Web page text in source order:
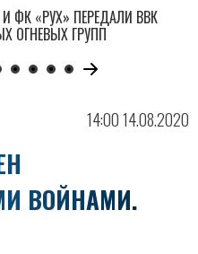
14:00 14.08.2020
ВОЙНАМИ.
ФК «РУХ» ПЕРЕДАЛИ ВВК
ОГНЕВЫХ ГРУПП